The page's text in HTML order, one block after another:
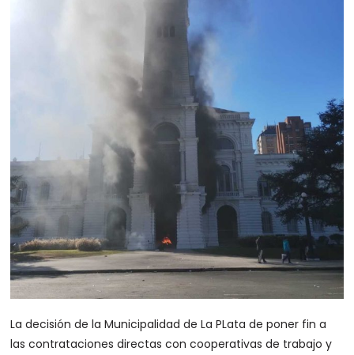
La decisión de la Municipalidad de La PLata de poner fin a
las contrataciones directas con cooperativas de trabajo y